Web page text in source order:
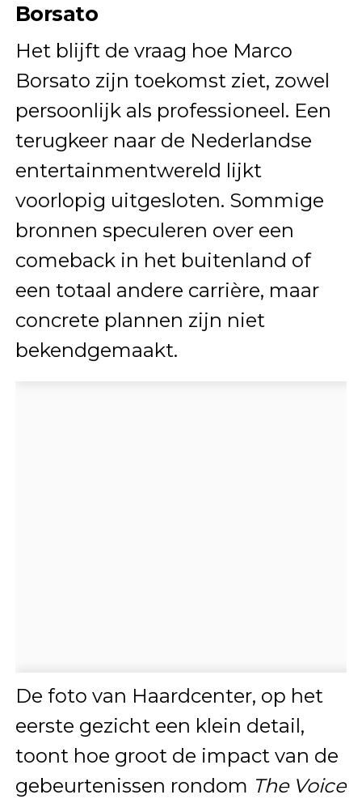
Borsato
Het blijft de vraag hoe Marco
Borsato zijn toekomst ziet, zowel
persoonlijk als professioneel. Een
terugkeer naar de Nederlandse
entertainmentwereld lijkt
voorlopig uitgesloten. Sommige
bronnen speculeren over een
comeback in het buitenland of
een totaal andere carrière, maar
concrete plannen zijn niet
bekendgemaakt.
De foto van Haardcenter, op het
eerste gezicht een klein detail,
toont hoe groot de impact van de
gebeurtenissen rondom The Voice